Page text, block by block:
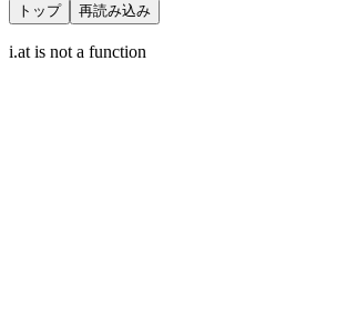
トップ 再読み込み
i.at is not a function